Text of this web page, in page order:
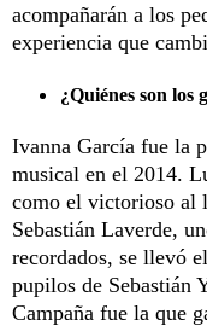
acompañarán a los
experiencia que
¿Quiénes son los
Ivanna García fue la
musical en el 2014.
como el victorioso al
Sebastián Laverde,
recordados, se llevó
pupilos de Sebastián
Campaña fue la que